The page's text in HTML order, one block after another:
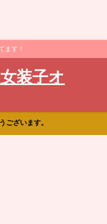
ます！
装子オ
ございます。